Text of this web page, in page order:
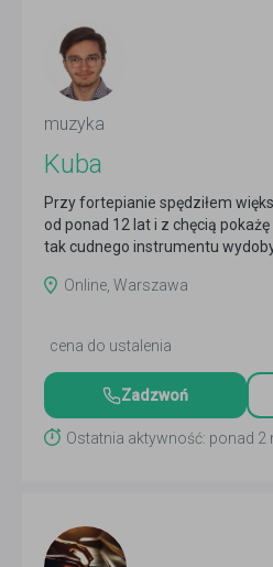
muzyka
Kuba
Przy fortepianie spędziłem
od ponad 12 lat i z chęcią
tak cudnego instrumentu
Online, Warszawa
cena do ustalenia
Zadzwoń
Ostatnia aktywność: ponad 2